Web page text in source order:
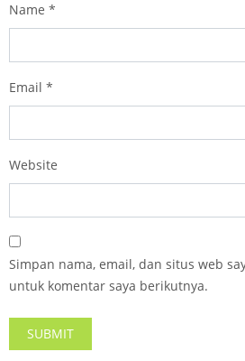
Name *
Email *
Website
Simpan nama, email, dan situs web
untuk komentar saya berikutnya.